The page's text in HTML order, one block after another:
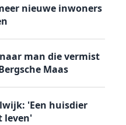
nieuwe inwoners
man die vermist
Maas
'Een huisdier
leven'